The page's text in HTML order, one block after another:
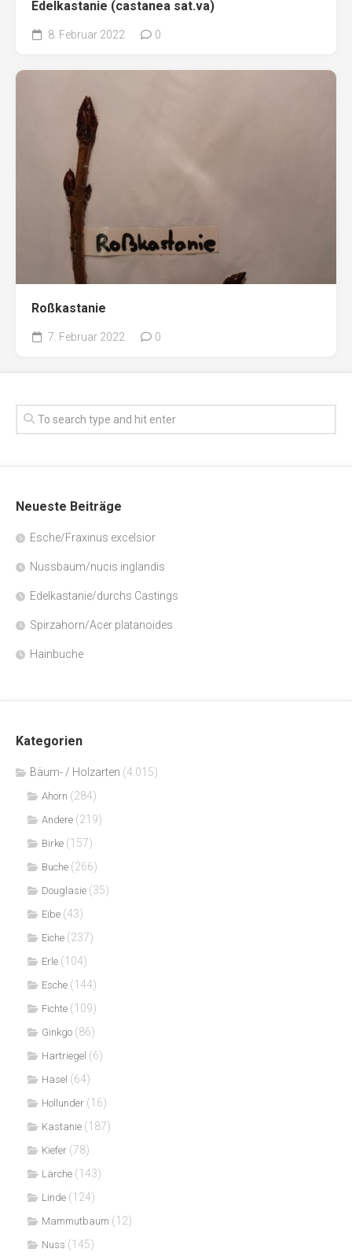
Edelkastanie (castanea sat.va)
8. Februar 2022 0
Roßkastanie
7. Februar 2022 0
Neueste Beiträge
Esche/Fraxinus excelsior
Nussbaum/nucis inglandis
Edelkastanie/durchs Castings
Spirzahorn/Acer platanoides
Hainbuche
Kategorien
Bäum- / Holzarten (4.015)
Ahorn (284)
Andere (219)
Birke (157)
Buche (266)
Douglasie (35)
Eibe (43)
Eiche (237)
Erle (104)
Esche (144)
Fichte (109)
Ginkgo (86)
Hartriegel (6)
Hasel (64)
Hollunder (16)
Kastanie (187)
Kiefer (78)
Lärche (143)
Linde (124)
Mammutbaum (12)
Nuss (145)